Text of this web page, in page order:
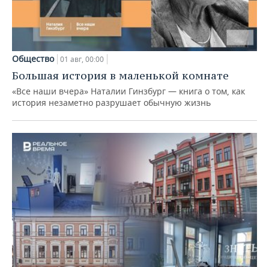
Общество 01 авг, 00:00
Большая история в маленькой комнате
«Все наши вчера» Наталии Гинзбург — книга о том, как
история незаметно разрушает обычную жизнь